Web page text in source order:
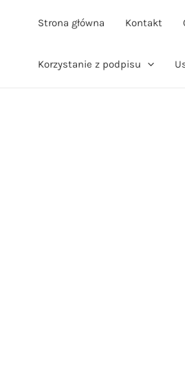
Strona główna Kontakt
Korzystanie z podpisu